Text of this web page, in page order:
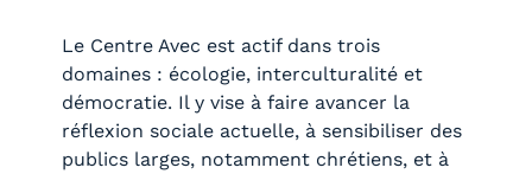
Le Centre Avec est actif dans trois
domaines : écologie, interculturalité et
démocratie. Il y vise à faire avancer la
réflexion sociale actuelle, à sensibiliser des
publics larges, notamment chrétiens, et à